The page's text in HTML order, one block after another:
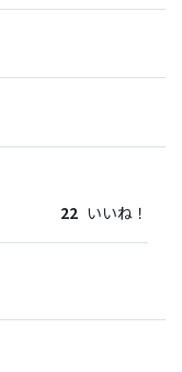
22 いいね！